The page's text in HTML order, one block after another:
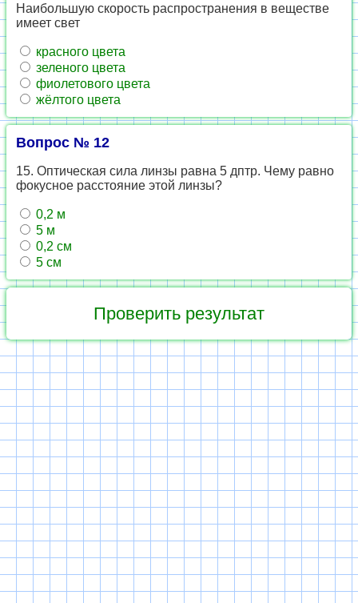
Наибольшую скорость распространения в веществе
имеет свет
красного цвета
зеленого цвета
фиолетового цвета
жёлтого цвета
Вопрос № 12
15. Оптическая сила линзы равна 5 дптр. Чему равно
фокусное расстояние этой линзы?
0,2 м
5 м
0,2 см
5 см